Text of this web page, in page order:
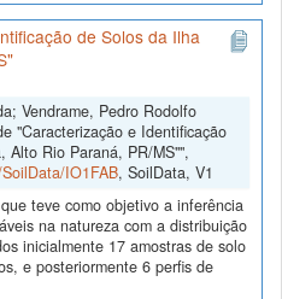
de Solos da Ilha
Vendrame, Pedro Rodolfo
"Caracterização e Identificação
Alto Rio Paraná, PR/MS"",
IO1FAB, SoilData, V1
teve como objetivo a inferência
na natureza com a distribuição
inicialmente 17 amostras de solo
e posteriormente 6 perfis de